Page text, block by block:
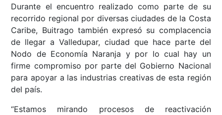
Durante el encuentro realizado como parte de su
recorrido regional por diversas ciudades de la Costa
Caribe, Buitrago también expresó su complacencia
de llegar a Valledupar, ciudad que hace parte del
Nodo de Economía Naranja y por lo cual hay un
firme compromiso por parte del Gobierno Nacional
para apoyar a las industrias creativas de esta región
del país.
“Estamos mirando procesos de reactivación